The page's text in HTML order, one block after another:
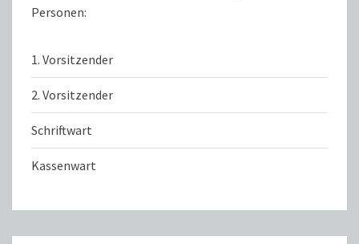
Personen:
1. Vorsitzender
2. Vorsitzender
Schriftwart
Kassenwart